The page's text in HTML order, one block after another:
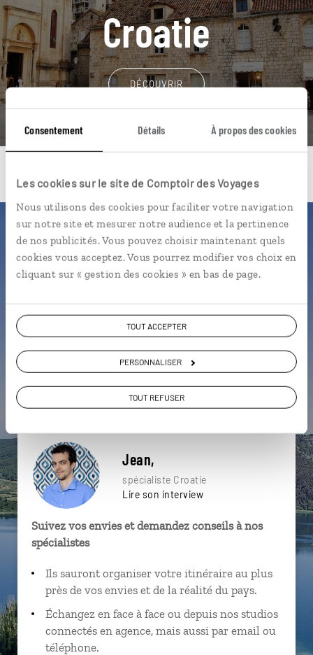
Consentement Détails À propos des cookies
Les cookies sur le site de Comptoir des Voyages
Nous utilisons des cookies pour faciliter votre navigation
sur notre site et mesurer notre audience et la pertinence
de nos publicités. Vous pouvez choisir maintenant quels
cookies vous acceptez. Vous pourrez modifier vos choix en
cliquant sur « gestion des cookies » en bas de page.
TOUT ACCEPTER
PERSONNALISER
TOUT REFUSER
Croatie
DÉCOUVRIR
Une envie de voyage
particulière ?
Balkans Gradec Karlovac Dalmatie
Kvarner Zagreb
Jean,
spécialiste Croatie
Lire son interview
Suivez vos envies et demandez conseils à nos
spécialistes
Ils sauront organiser votre itinéraire au plus
près de vos envies et de la réalité du pays.
Échangez en face à face ou depuis nos studios
connectés en agence, mais aussi par email ou
téléphone.